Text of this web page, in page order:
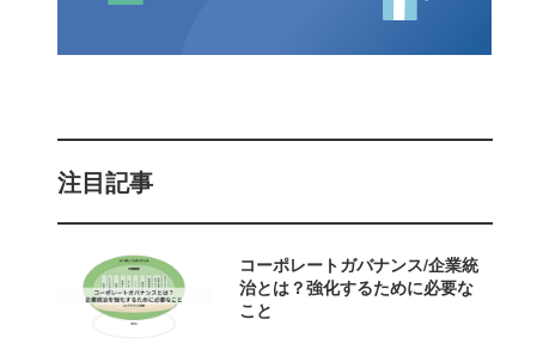
注目記事
コーポレートガバナンス/企業統
治とは？強化するために必要な
こと